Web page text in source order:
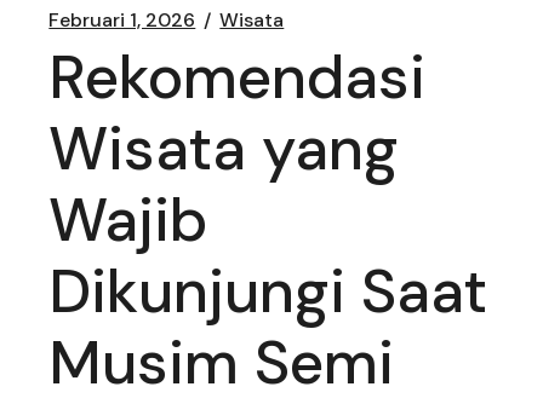
Februari 1, 2026 Wisata
Rekomendasi
Wisata yang
Wajib
Dikunjungi Saat
Musim Semi